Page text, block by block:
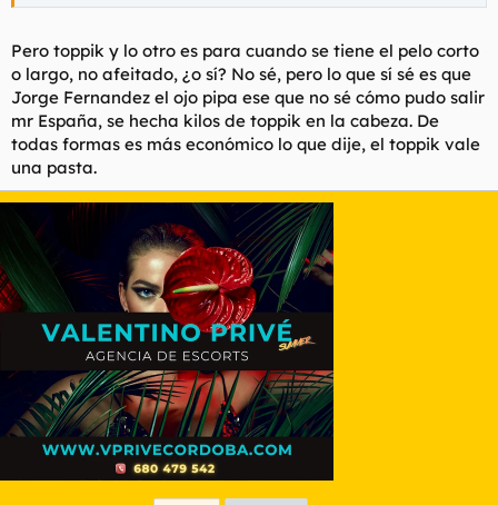
Pero toppik y lo otro es para cuando se tiene el pelo corto
o largo, no afeitado, ¿o sí? No sé, pero lo que sí sé es que
Jorge Fernandez el ojo pipa ese que no sé cómo pudo salir
mr España, se hecha kilos de toppik en la cabeza. De
todas formas es más económico lo que dije, el toppik vale
una pasta.